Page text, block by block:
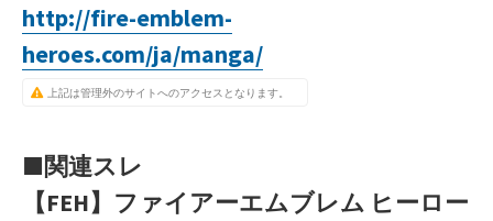
http://fire-emblem-
heroes.com/ja/manga/
上記は管理外のサイトへのアクセスとなります。
■関連スレ
【FEH】ファイアーエムブレム ヒーロー